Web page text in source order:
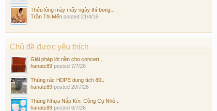
Thêu lông mày mấy ngày thì bong...
Trần Thị Mến posted 21/4/16
Chủ đề được yêu thích
Giải pháp lót nền cho concert...
hanatc89 posted 7/7/26
Thùng rác HDPE dung tích 80L
hanatc89 posted 20/7/26
Thùng Nhựa Nắp Kín: Công Cụ Nhỏ...
hanatc89 posted 6/7/26